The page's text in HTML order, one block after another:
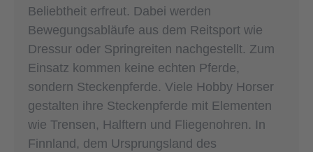
Beliebtheit erfreut. Dabei werden
Bewegungsabläufe aus dem Reitsport wie
Dressur oder Springreiten nachgestellt. Zum
Einsatz kommen keine echten Pferde,
sondern Steckenpferde. Viele Hobby Horser
gestalten ihre Steckenpferde mit Elementen
wie Trensen, Halftern und Fliegenohren. In
Finnland, dem Ursprungsland des